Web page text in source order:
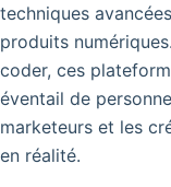
techniques
produits
coder, ces
éventail de
marketeurs et les
en réalité.